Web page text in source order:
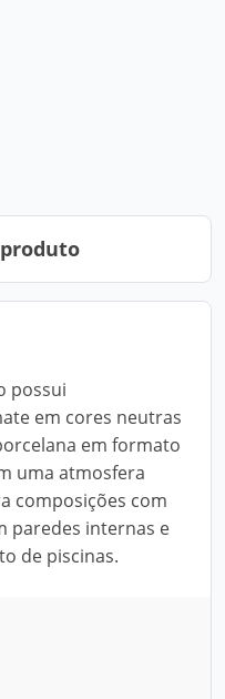
possui
em cores neutras
em formato
uma atmosfera
composições com
paredes internas e
de piscinas.